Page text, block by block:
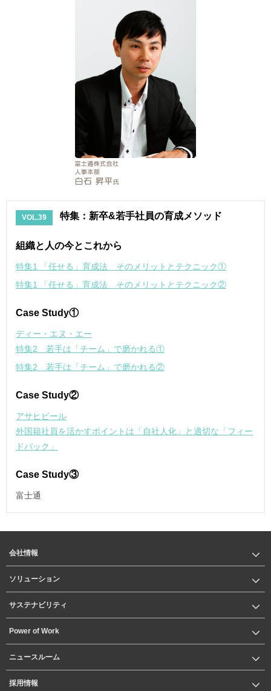
VOL.39 特集：新卒&若手社員の育成メソッド
組織と人の今とこれから
特集1 「任せる」育成法 そのメリットとテクニック①
特集1 「任せる」育成法 そのメリットとテクニック②
Case Study①
ディー・エヌ・エー
特集2 若手は「チーム」で磨かれる①
特集2 若手は「チーム」で磨かれる②
Case Study②
アサヒビール
外国籍社員を活かすポイントは「自社人化」と適切な「フィー
ドバック」
Case Study③
富士通
会社情報
ソリューション
サステナビリティ
Power of Work
ニュースルーム
採用情報